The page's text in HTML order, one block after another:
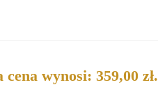
wynosi: 359,00 zł.